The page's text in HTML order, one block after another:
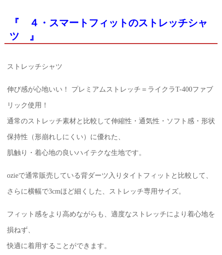
『 ４・スマートフィットのストレッチシャ
ツ 』
ストレッチシャツ
伸び感が心地いい！ プレミアムストレッチ＝ライクラT-400ファブ
リック使用！
通常のストレッチ素材と比較して伸縮性・通気性・ソフト感・形状
保持性（形崩れしにくい）に優れた、
肌触り・着心地の良いハイテクな生地です。
ozieで通常販売している背ダーツ入りタイトフィットと比較して、
さらに横幅で3cmほど細くした、ストレッチ専用サイズ。
フィット感をより高めながらも、適度なストレッチにより着心地を
損ねず、
快適に着用することができます。